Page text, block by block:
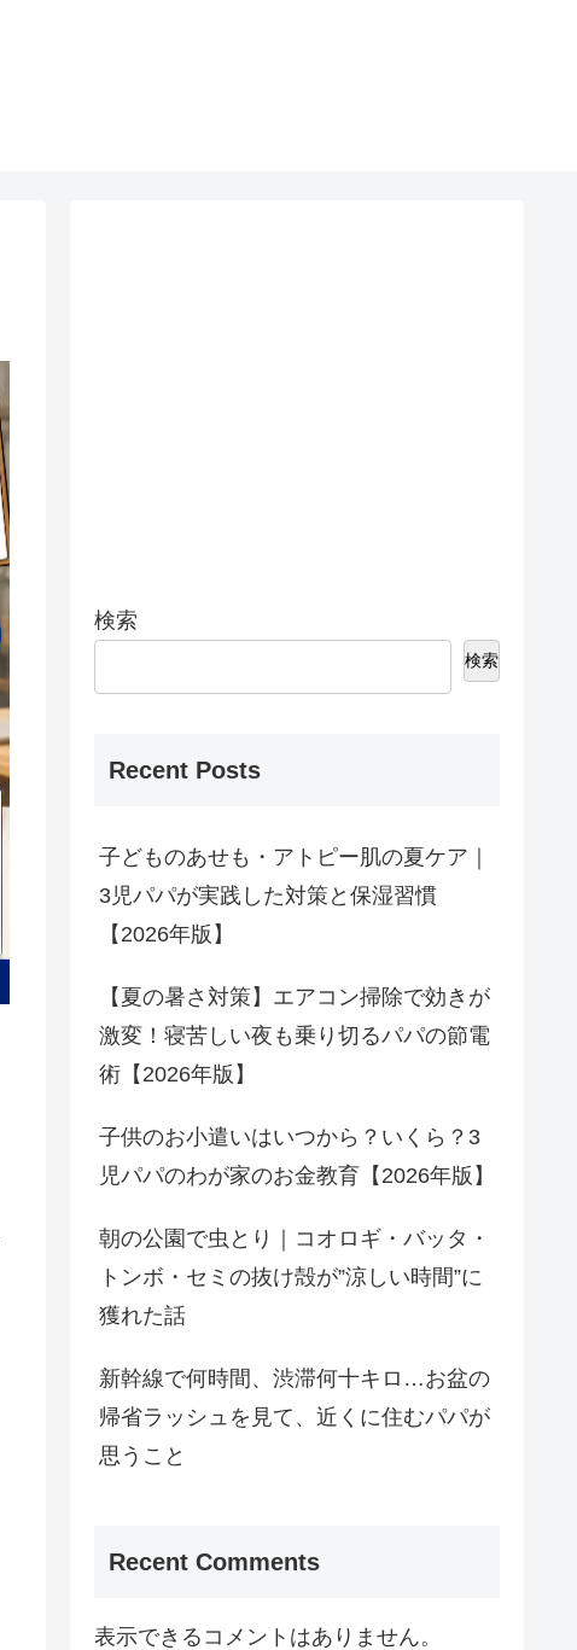
検索
検索
Recent Posts
子どものあせも・アトピー肌の夏ケア｜
3児パパが実践した対策と保湿習慣
【2026年版】
【夏の暑さ対策】エアコン掃除で効きが
激変！寝苦しい夜も乗り切るパパの節電
術【2026年版】
子供のお小遣いはいつから？いくら？3
児パパのわが家のお金教育【2026年版】
朝の公園で虫とり｜コオロギ・バッタ・
トンボ・セミの抜け殻が”涼しい時間”に
獲れた話
新幹線で何時間、渋滞何十キロ…お盆の
帰省ラッシュを見て、近くに住むパパが
思うこと
Recent Comments
表示できるコメントはありません。